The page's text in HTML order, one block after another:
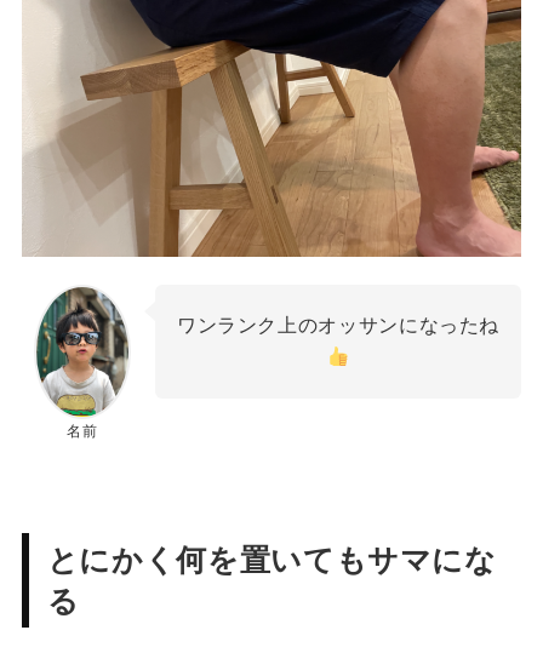
名前
ワンランク上のオッサンになったね
とにかく何を置いてもサマにな
る